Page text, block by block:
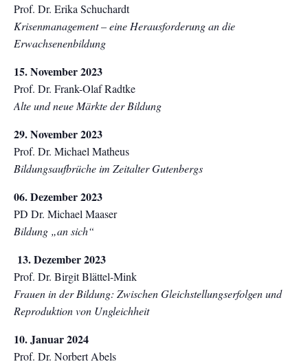
Prof. Dr. Erika Schuchardt
Krisenmanagement – eine Herausforderung an die
Erwachsenenbildung
15. November 2023
Prof. Dr. Frank-Olaf Radtke
Alte und neue Märkte der Bildung
29. November 2023
Prof. Dr. Michael Matheus
Bildungsaufbrüche im Zeitalter Gutenbergs
06. Dezember 2023
PD Dr. Michael Maaser
Bildung „an sich“
13.Dezember 2023
Prof. Dr. Birgit Blättel-Mink
Frauen in der Bildung: Zwischen Gleichstellungserfolgen und
Reproduktion von Ungleichheit
10. Januar 2024
Prof. Dr. Norbert Abels